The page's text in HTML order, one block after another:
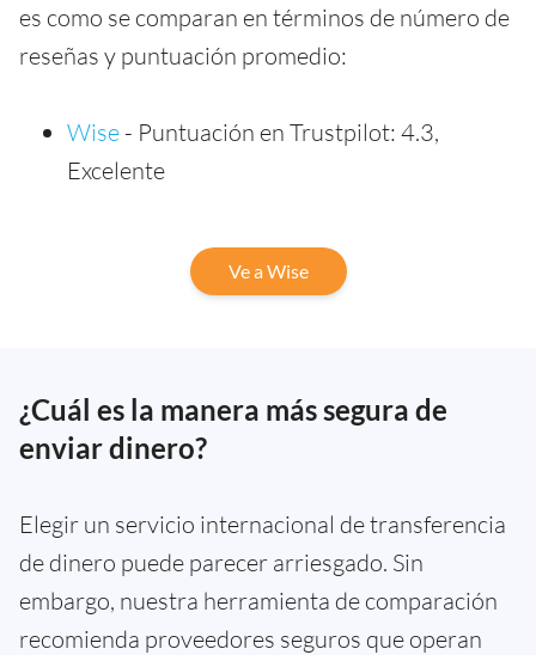
es como se comparan en términos de número de
reseñas y puntuación promedio:
Wise - Puntuación en Trustpilot: 4.3,
Excelente
Ve a Wise
¿Cuál es la manera más segura de
enviar dinero?
Elegir un servicio internacional de transferencia
de dinero puede parecer arriesgado. Sin
embargo, nuestra herramienta de comparación
recomienda proveedores seguros que operan